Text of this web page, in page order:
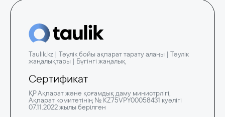
Taulik.kz | Тәулік бойы ақпарат тарату алаңы | Тәулік
жаңалықтары | Бүгінгі жаңалық
Сертификат
ҚР Ақпарат және қоғамдық даму министрлігі,
Ақпарат комитетінің № KZ75VPY00058431 куәлігі
07.11.2022 жылы берілген